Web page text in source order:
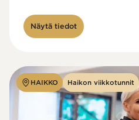
Näytä tiedot
HAIKKO Haikon viikkotunnit